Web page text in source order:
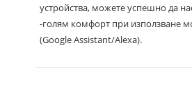
устройства, можете успешно да
-голям комфорт при използване
(Google Assistant/Alexa).